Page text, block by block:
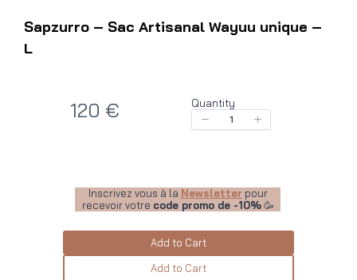
Sapzurro – Sac Artisanal Wayuu unique –
L
N
120 € Quantity
Inscrivez vous à la Newsletter pour
recevoir votre code promo de -10%🥳
Add to Cart
Add to Cart